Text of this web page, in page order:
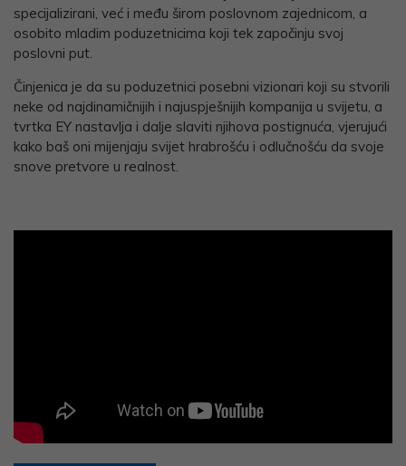
specijalizirani, već i među širom poslovnom zajednicom, a
osobito mladim poduzetnicima koji tek započinju svoj
poslovni put.
Činjenica je da su poduzetnici posebni vizionari koji su stvorili
neke od najdinamičnijih i najuspješnijih kompanija u svijetu, a
tvrtka EY nastavlja i dalje slaviti njihova postignuća, vjerujući
kako baš oni mijenjaju svijet hrabrošću i odlučnošću da svoje
snove pretvore u realnost.